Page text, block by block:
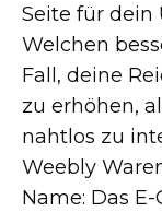
Seite für dein
Welchen
Fall, deine
zu erhöhen,
nahtlos zu
Weebly
Name: Das E-